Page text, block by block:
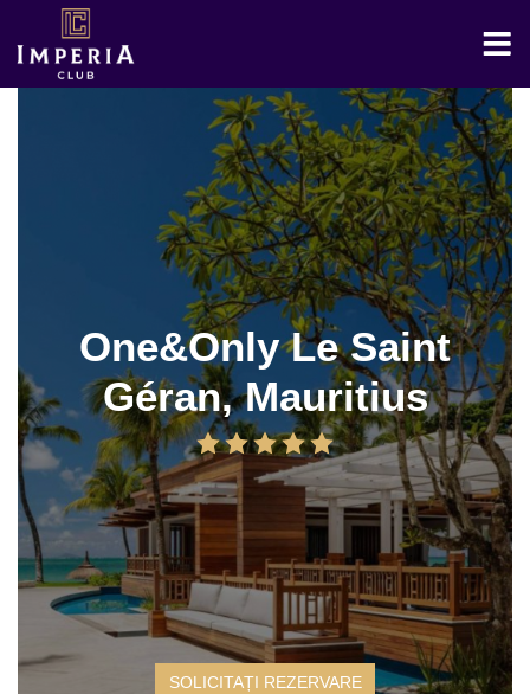
One&Only Le Saint
Géran, Mauritius
SOLICITAȚI REZERVARE